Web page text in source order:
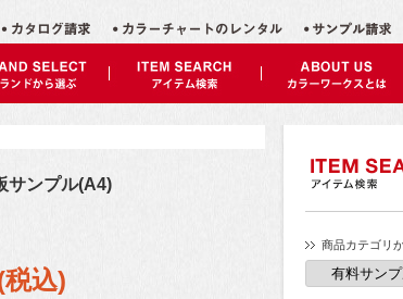
サンプル(A4)
税込)
商品カテゴリ